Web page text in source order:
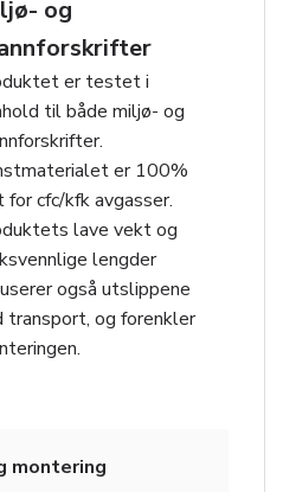
og
er testet i
til både miljø- og
er 100%
cfc/kfk avgasser.
lave vekt og
lengder
også utslippene
transport, og forenkler
montering